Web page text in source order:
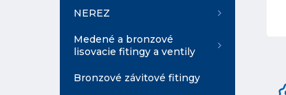
NEREZ
Medené a bronzové
lisovacie fitingy a ventily
Bronzové závitové fitingy